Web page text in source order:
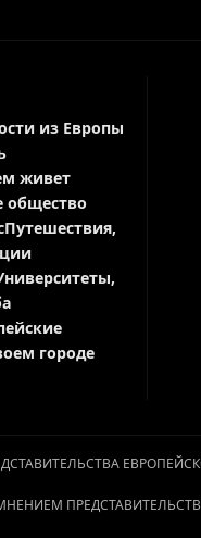
из Европы
живет
общество
Путешествия,
городе